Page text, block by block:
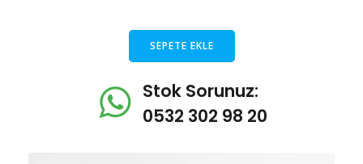
SEPETE EKLE
Stok Sorunuz:
0532 302 98 20